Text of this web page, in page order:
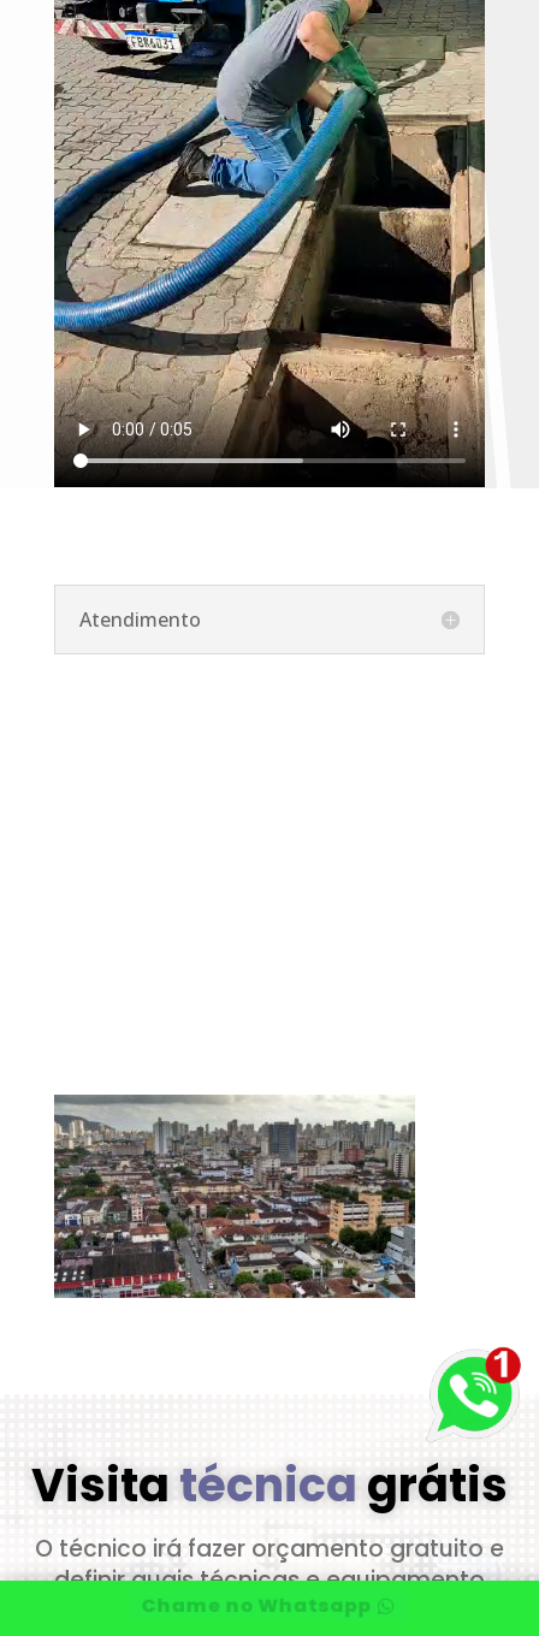
Atendimento
Visitatécnicagrátis
O técnico irá fazer orçamento gratuito e
definir quais técnicas e equipamento
utilizará. Estamos prontos para resolver
Chame no Whatsapp